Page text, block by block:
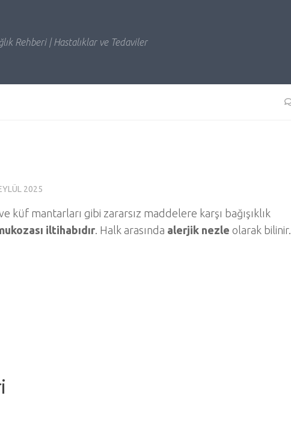
Rehberi | Hastalıklar ve Tedaviler
2025
mantarları gibi zararsız maddelere karşı bağışıklık
iltihabıdır. Halk arasında alerjik nezle olarak bilinir.